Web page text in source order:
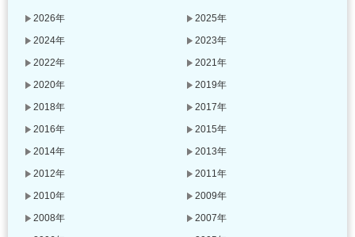
2026年
2025年
2024年
2023年
2022年
2021年
2020年
2019年
2018年
2017年
2016年
2015年
2014年
2013年
2012年
2011年
2010年
2009年
2008年
2007年